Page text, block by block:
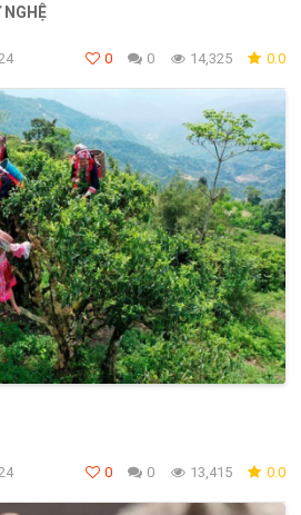
NGHỆ
0 0 14,325 0.0
0 0 13,415 0.0